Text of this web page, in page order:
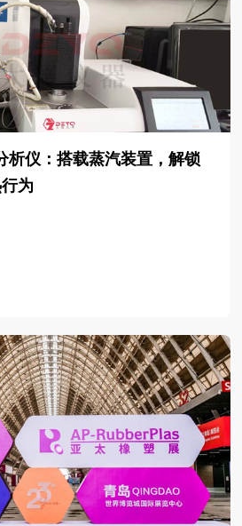
析仪：搭载蒸汽装置，解锁
为